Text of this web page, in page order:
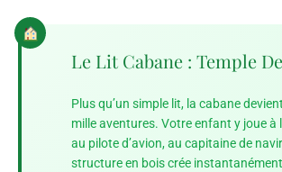
Le Lit Cabane : Temple
Plus qu’un simple lit, la cabane
mille aventures. Votre enfant y joue à
au pilote d’avion, au capitaine de
structure en bois crée